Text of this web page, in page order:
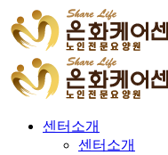
센터소개
센터소개